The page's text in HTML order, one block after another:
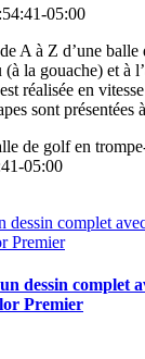
05:00
A à Z d’une
la gouache) et à
réalisée en
sont présentées
de golf en
05:00
dessin complet
Premier
dessin complet
Premier